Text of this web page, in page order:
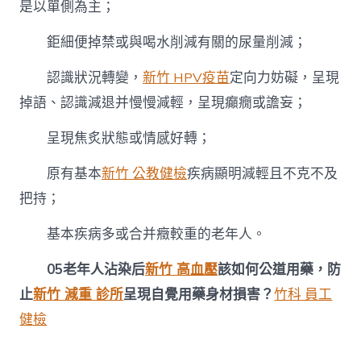
是以單側為主；
鉅細便掉禁或與喝水削減有關的尿量削減；
認識狀況轉變，新竹 HPV疫苗定向力妨礙，呈現
掉語、認識減退并慢慢減輕，呈現癲癇或譫妄；
呈現焦炙狀態或情感好轉；
原有基本新竹 公教健檢疾病顯明減輕且不克不及
把持；
基本疾病多或合并癥較重的老年人。
05老年人沾染后新竹 高血壓該如何公道用藥，防
止新竹 減重 診所呈現自覺用藥身材損害？竹科 員工
健檢